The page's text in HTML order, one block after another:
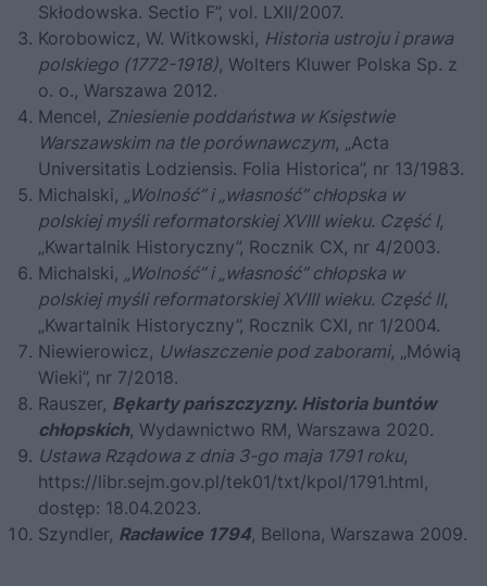
Skłodowska. Sectio F”, vol. LXII/2007.
Korobowicz, W. Witkowski, Historia ustroju i prawa
polskiego (1772-1918), Wolters Kluwer Polska Sp. z
o. o., Warszawa 2012.
Mencel, Zniesienie poddaństwa w Księstwie
Warszawskim na tle porównawczym, „Acta
Universitatis Lodziensis. Folia Historica”, nr 13/1983.
Michalski, „Wolność” i „własność” chłopska w
polskiej myśli reformatorskiej XVIII wieku. Część I,
„Kwartalnik Historyczny”, Rocznik CX, nr 4/2003.
Michalski, „Wolność” i „własność” chłopska w
polskiej myśli reformatorskiej XVIII wieku. Część II,
„Kwartalnik Historyczny”, Rocznik CXI, nr 1/2004.
Niewierowicz, Uwłaszczenie pod zaborami, „Mówią
Wieki”, nr 7/2018.
Rauszer, Bękarty pańszczyzny. Historia buntów
chłopskich, Wydawnictwo RM, Warszawa 2020.
Ustawa Rządowa z dnia 3-go maja 1791 roku,
https://libr.sejm.gov.pl/tek01/txt/kpol/1791.html,
dostęp: 18.04.2023.
Szyndler, Racławice 1794, Bellona, Warszawa 2009.